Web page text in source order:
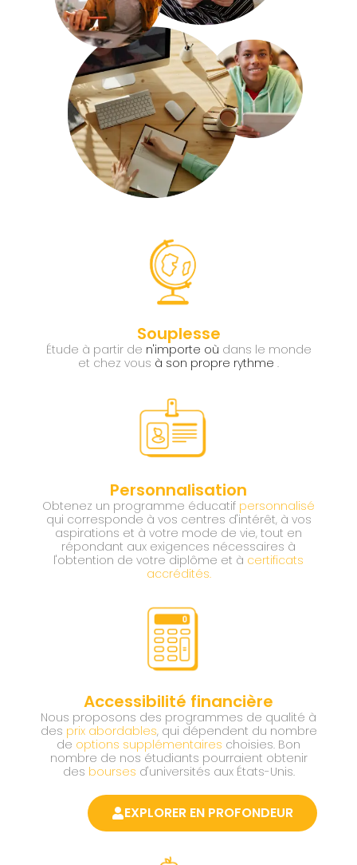
Souplesse
Étude à partir de n'importe où dans le monde
et chez vous à son propre rythme .
Personnalisation
Obtenez un programme éducatif personnalisé
qui corresponde à vos centres d'intérêt, à vos
aspirations et à votre mode de vie, tout en
répondant aux exigences nécessaires à
l'obtention de votre diplôme et à certificats
accrédités.
Accessibilité financière
Nous proposons des programmes de qualité à
des prix abordables, qui dépendent du nombre
de options supplémentaires choisies. Bon
nombre de nos étudiants pourraient obtenir
des bourses d'universités aux États-Unis.
EXPLORER EN PROFONDEUR